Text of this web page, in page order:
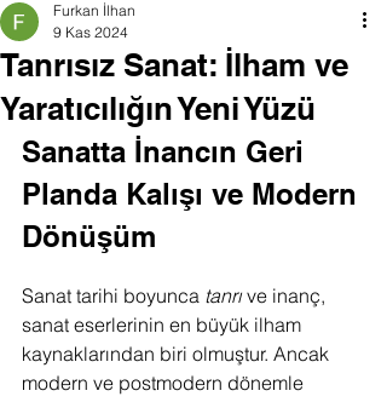
Tanrısız Sanat: İlham ve
Yaratıcılığın Yeni Yüzü
Furkan İlhan
9 Kas 2024
Sanatta İnancın Geri
Planda Kalışı ve Modern
Dönüşüm
Sanat tarihi boyunca tanrı ve inanç,
sanat eserlerinin en büyük ilham
kaynaklarından biri olmuştur. Ancak
modern ve postmodern dönemle